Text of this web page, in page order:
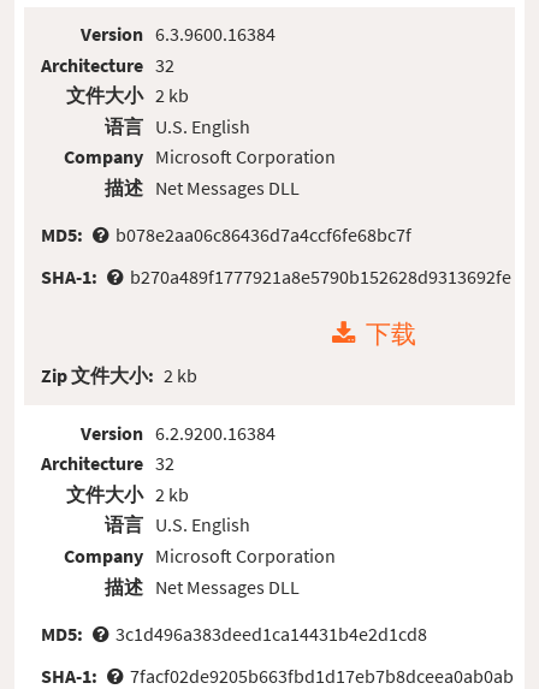
Version
Architecture
文件大小
语言
Company
描述
6.3.9600.16384
32
2 kb
U.S. English
Microsoft Corporation
Net Messages DLL
MD5:
b078e2aa06c86436d7a4ccf6fe68bc7f
SHA-1:
b270a489f1777921a8e5790b152628d9313692fe
下载
Zip 文件大小: 2 kb
Version
Architecture
文件大小
语言
Company
描述
6.2.9200.16384
32
2 kb
U.S. English
Microsoft Corporation
Net Messages DLL
MD5:
3c1d496a383deed1ca14431b4e2d1cd8
SHA-1:
7facf02de9205b663fbd1d17eb7b8dceea0ab0ab